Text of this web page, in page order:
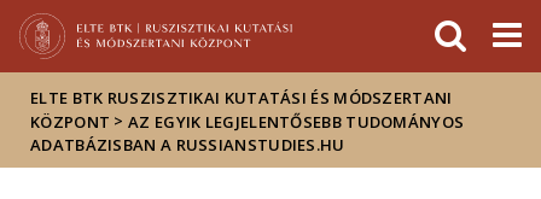
Hírek
Események
ELTE a
sajtóban
ELTE BTK RUSZISZTIKAI KUTATÁSI ÉS MÓDSZERTANI
KÖZPONT > AZ EGYIK LEGJELENTŐSEBB TUDOMÁNYOS
ADATBÁZISBAN A RUSSIANSTUDIES.HU